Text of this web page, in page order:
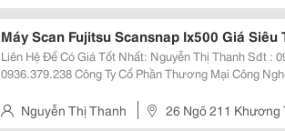
Máy Scan Fujitsu Scansnap Ix500 Giá Siêu
Liên Hệ Để Có Giá Tốt Nhất: Nguyễn Thị Thanh Sđt :
0936.379.238 Công Ty Cổ Phần Thương Mại Công Nghệ Htvina Đc: Số 26 Ngõ
:Nguyenthanh6685 Website: Http://Sieuthiht.com
Nguyễn Thị Thanh 26 Ngõ 211